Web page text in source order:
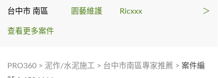
台中市 南區 園藝維護 Ricxxx ＞
查看更多案件
PRO360 > 泥作/水泥施工 > 台中市南區專家推薦 > 案件編